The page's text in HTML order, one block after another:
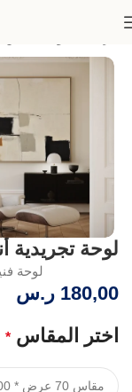
لوحة تجريدية
لوحة
180,00 ر.س
اختر المقاس *